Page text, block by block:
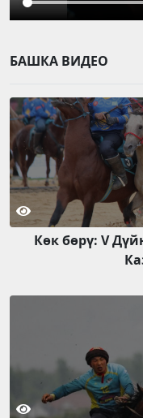
БАШКА ВИДЕО
Көк бөрү: V